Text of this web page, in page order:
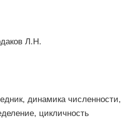
Л.Н.
динамика численности,
цикличность